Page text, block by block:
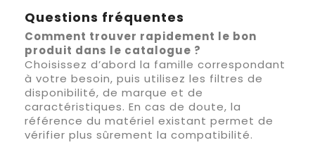
Questions fréquentes
Comment trouver rapidement le bon
produit dans le catalogue ?
Choisissez d’abord la famille correspondant
à votre besoin, puis utilisez les filtres de
disponibilité, de marque et de
caractéristiques. En cas de doute, la
référence du matériel existant permet de
vérifier plus sûrement la compatibilité.